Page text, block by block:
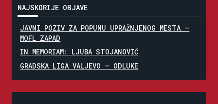
NAJSKORIJE OBJAVE
JAVNI POZIV ZA POPUNU UPRAŽNJENOG MESTA –
MOFL ZAPAD
IN MEMORIAM: LJUBA STOJANOVIĆ
GRADSKA LIGA VALJEVO – ODLUKE